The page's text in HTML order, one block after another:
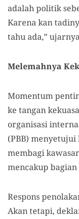
adalah politik
Karena kan
tahu ada,”
Melemahnya
Momentum
ke tangan
organisasi
(PBB)
membagi
mencakup
Respons
Akan tetapi,